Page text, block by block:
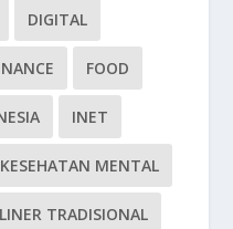
DIGITAL
FOOD
INET
KESEHATAN MENTAL
TRADISIONAL